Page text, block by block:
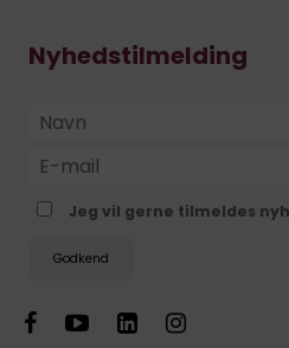
Nyhedstilmelding
Jeg vil gerne tilmeldes
Godkend